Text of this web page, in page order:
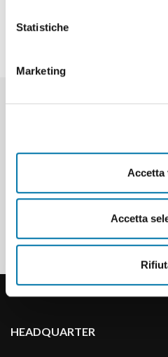
Statistiche
Marketing
Accetta
Accetta
HELP IN CHOOSING
Do you know which
your needs?
Information and
HEADQUARTER